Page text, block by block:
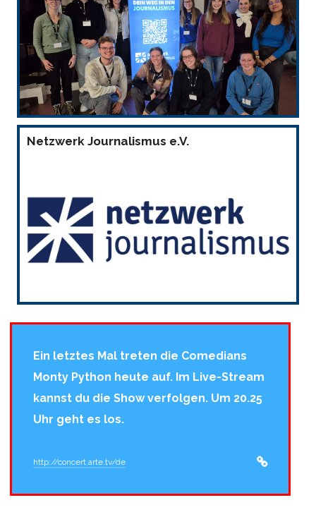
Netzwerk Journalismus e.V.
Ein letztes Mal treten die Comedians
Monty Python heute auf. Im Live-Stream
kannst du die Show verfolgen. Um 20.25
Uhr geht es los.
http://concert.arte.tv/de